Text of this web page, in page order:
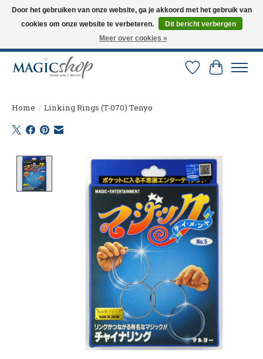
Altijd de nieuwste trucs op voorraad. Snelle verzending via PostNL en DHL.
Langskomen in onze winkel? Bel of mail om een afspraak te maken. 0251-
Verlanglijst
Home / Linking Rings (T-070) Tenyo
Product image slideshow Items
Door het gebruiken van onze website, ga je akkoord met het gebruik van
cookies om onze website te verbeteren.
Dit bericht verbergen
Meer over cookies »